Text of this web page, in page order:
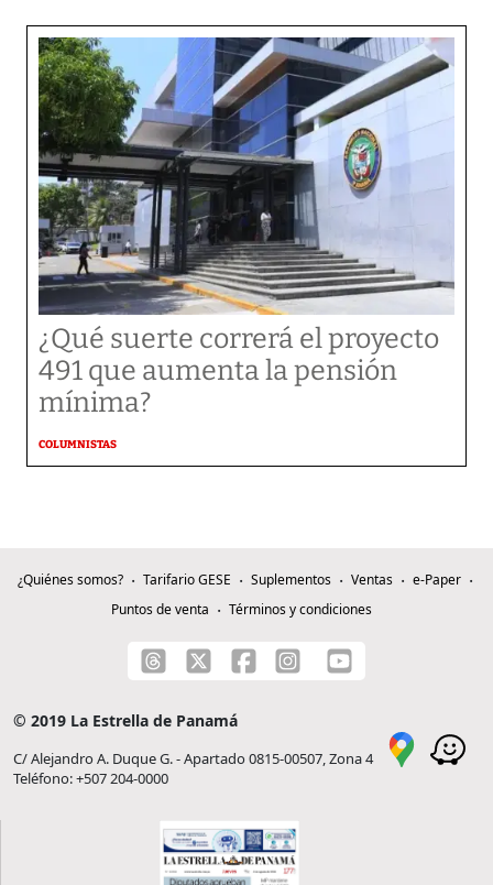
¿Qué suerte correrá el proyecto
491 que aumenta la pensión
mínima?
COLUMNISTAS
¿Quiénes somos? Tarifario GESE Suplementos Ventas
e-Paper
Puntos de venta
Términos y condiciones
© 2019 La Estrella de Panamá
C/ Alejandro A. Duque G. - Apartado 0815-00507, Zona 4
Teléfono: +507 204-0000